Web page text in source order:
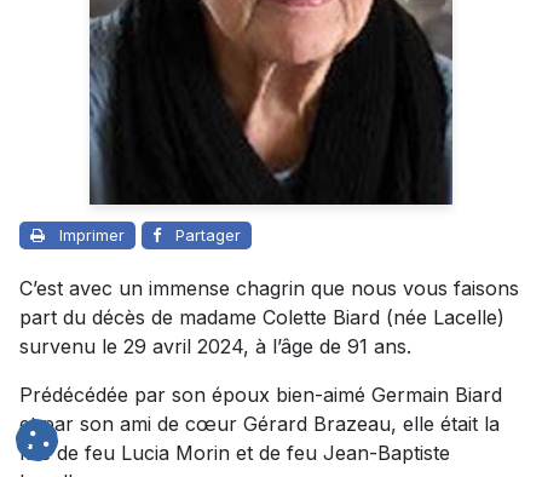
Imprimer Partager
C’est avec un immense chagrin que nous vous faisons
part du décès de madame Colette Biard (née Lacelle)
survenu le 29 avril 2024, à l’âge de 91 ans.
Prédécédée par son époux bien-aimé Germain Biard
et par son ami de cœur Gérard Brazeau, elle était la
fille de feu Lucia Morin et de feu Jean-Baptiste